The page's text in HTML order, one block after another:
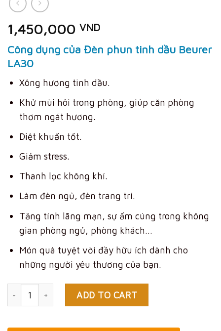
1,450,000 VND
Công dụng của Đèn phun tinh dầu Beurer
LA30
Xông hương tinh dầu.
Khử mùi hôi trong phòng, giúp căn phòng
thơm ngát hương.
Diệt khuẩn tốt.
Giảm stress.
Thanh lọc không khí.
Làm đèn ngủ, đèn trang trí.
Tăng tính lãng mạn, sự ấm cúng trong không
gian phòng ngủ, phòng khách…
Món quà tuyệt vời đầy hữu ích dành cho
những người yêu thương của bạn.
ADD TO CART